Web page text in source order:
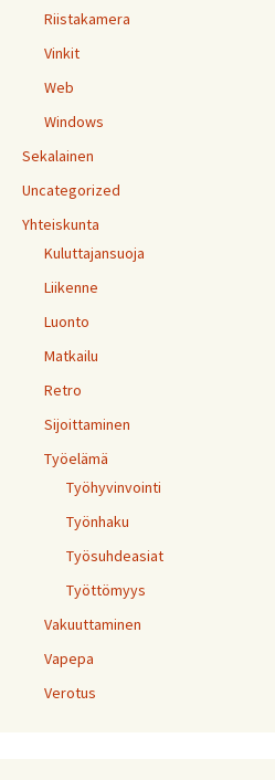
Riistakamera
Vinkit
Web
Windows
Sekalainen
Uncategorized
Yhteiskunta
Kuluttajansuoja
Liikenne
Luonto
Matkailu
Retro
Sijoittaminen
Työelämä
Työhyvinvointi
Työnhaku
Työsuhdeasiat
Työttömyys
Vakuuttaminen
Vapepa
Verotus